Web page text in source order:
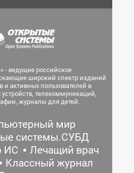
- ведущее российское
широкий спектр изданий
и активных пользователей в
телекоммуникаций,
журналы для детей.
мир
системы.СУБД
ИС
Лечащий врач
Классный журнал